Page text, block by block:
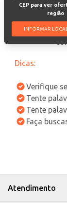
CEP para ver
região
INFORMAR
oops,
Dicas:
Verifique
Tente
Tente
Faça
Atendimento